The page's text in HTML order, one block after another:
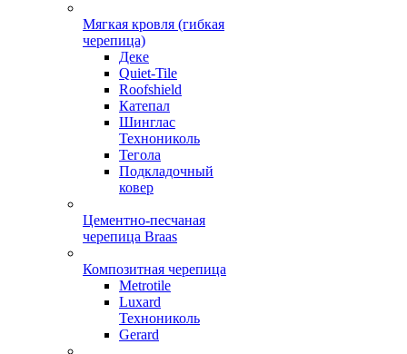
Мягкая кровля (гибкая
черепица)
Деке
Quiet-Tile
Roofshield
Катепал
Шинглас
Технониколь
Тегола
Подкладочный
ковер
Цементно-песчаная
черепица Braas
Композитная черепица
Metrotile
Luxard
Технониколь
Gerard